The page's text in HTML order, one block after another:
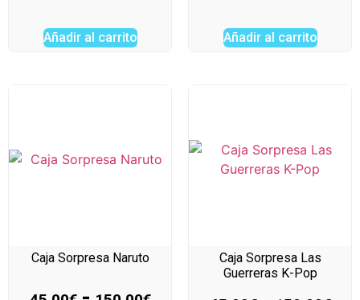
Añadir al carrito Añadir al carrito
Caja Sorpresa Naruto
Caja Sorpresa Las
Guerreras K-Pop